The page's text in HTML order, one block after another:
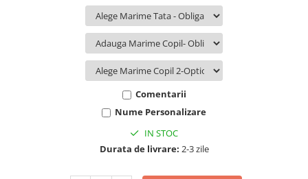
Comentarii
Nume Personalizare
IN STOC
Durata de livrare: 2-3 zile